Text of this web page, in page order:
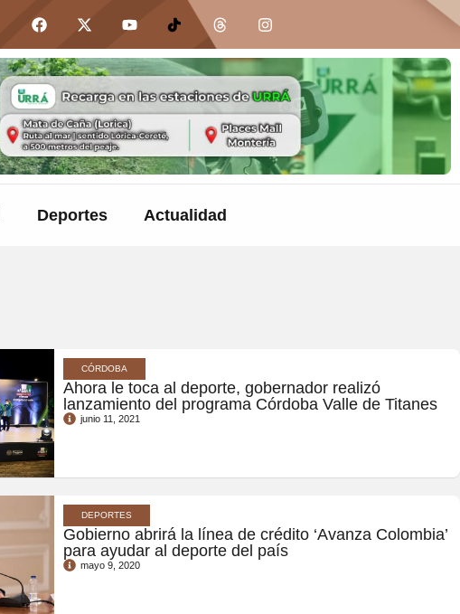
Deportes Actualidad
CÓRDOBA
Ahora le toca al deporte, gobernador realizó
lanzamiento del programa Córdoba Valle de Titanes
junio 11, 2021
DEPORTES
Gobierno abrirá la línea de crédito ‘Avanza Colombia’
para ayudar al deporte del país
mayo 9, 2020